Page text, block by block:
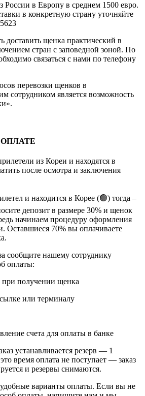
России в Европу в среднем 1500 евро.
в конкретную страну уточняйте
доставить щенка практический в
стран с заповедной зоной. По
связаться с нами по телефону
перевозки щенков в
сотрудником является возможность
из Кореи и находятся в
после осмотра и заключения
и находится в Корее (🟢) тогда –
депозит в размере 30% и щенок
начинаем процедуру оформления
Оставшиеся 70% вы оплачиваете
сообщите нашему сотруднику
оплаты:
получении щенка
или терминалу
счета для оплаты в банке
устанавливается резерв — 1
время оплата не поступает — заказ
и резервы снимаются.
варианты оплаты. Если вы не